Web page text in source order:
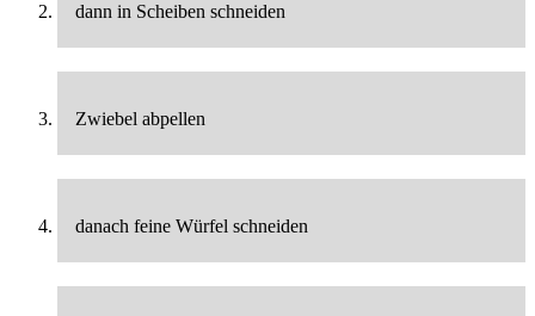
dann in Scheiben schneiden
Zwiebel abpellen
danach feine Würfel schneiden